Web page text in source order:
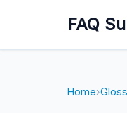
FAQ
Home›